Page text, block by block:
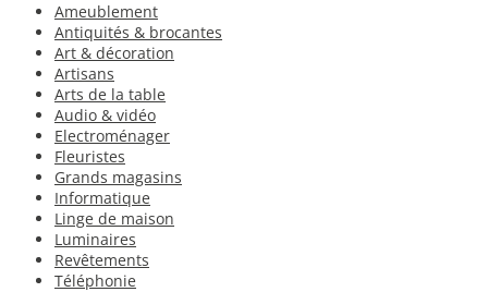
Ameublement
Antiquités & brocantes
Art & décoration
Artisans
Arts de la table
Audio & vidéo
Electroménager
Fleuristes
Grands magasins
Informatique
Linge de maison
Luminaires
Revêtements
Téléphonie